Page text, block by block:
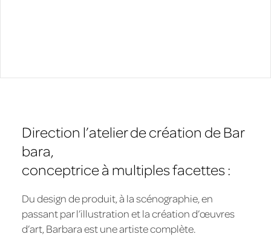
Direction l’atelier de création de Bar
bara,
conceptrice à multiples facettes :
Du design de produit, à la scénographie, en
passant par l’illustration et la création d’œuvres
d’art, Barbara est une artiste complète.